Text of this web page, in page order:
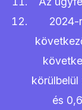
2024-
körülbelül
és